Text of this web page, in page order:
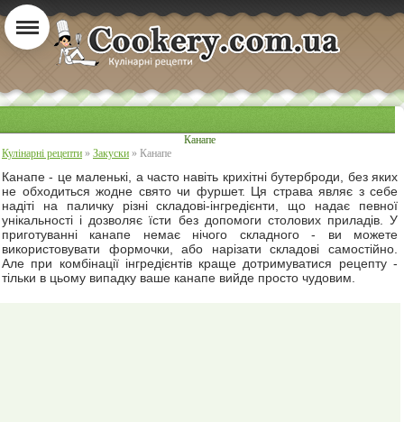
Канапе
Кулінарні рецепти » Закуски » Канапе
Канапе - це маленькі, а часто навіть крихітні бутерброди, без яких
не обходиться жодне свято чи фуршет. Ця страва являє з себе
надіті на паличку різні складові-інгредієнти, що надає певної
унікальності і дозволяє їсти без допомоги столових приладів. У
приготуванні канапе немає нічого складного - ви можете
використовувати формочки, або нарізати складові самостійно.
Але при комбінації інгредієнтів краще дотримуватися рецепту -
тільки в цьому випадку ваше канапе вийде просто чудовим.